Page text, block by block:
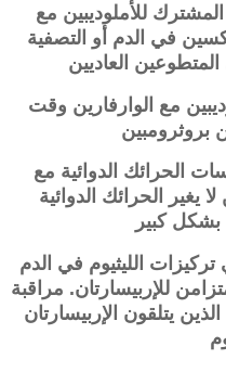
للأملوديبين مع
في الدم أو التصفية
العاديين
مع الوارفارين وقت
بروثرومبين
الحرائك الدوائية مع
يغير الحرائك الدوائية
كبير
تركيزات الليثيوم في الدم
للإربيسارتان. مراقبة
يتلقون الإربيسارتان